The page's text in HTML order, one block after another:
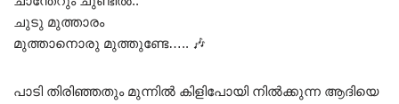
ചുടു മുത്താരം
മുത്താനൊരു മുത്തുണ്ടേ….. 🎶
പാടി തിരിഞ്ഞതും മുന്നിൽ കിളിപോയി നിൽക്കുന്ന ആദിയെ